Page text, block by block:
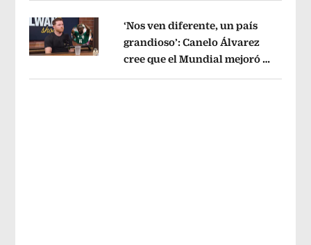
Opens in new window
‘Nos ven diferente, un país
grandioso’: Canelo Álvarez
cree que el Mundial mejoró la